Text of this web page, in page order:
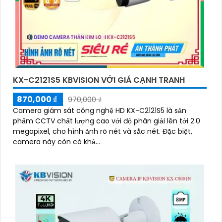
KX-C2121S5 KBVISION VỚI GIÁ CẠNH TRANH
870,000 ₫
970,000 ₫
Camera giám sát công nghệ HD KX-C2121S5 là sản
phẩm CCTV chất lượng cao với độ phân giải lên tới 2.0
megapixel, cho hình ảnh rõ nét và sắc nét. Đặc biệt,
camera này còn có khả...